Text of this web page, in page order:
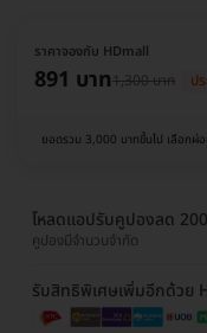
ราคาจองกับ HDmall
891 บาท1,300 บาท ป
ยอดรวม 3,000 บาทขึ้นไป เลือกผ่
โหลดแอปรับคูปองลด
คูปองมีจำนวนจำกัด
รับสิทธิพิเศษเพิ่มอีกด้วย